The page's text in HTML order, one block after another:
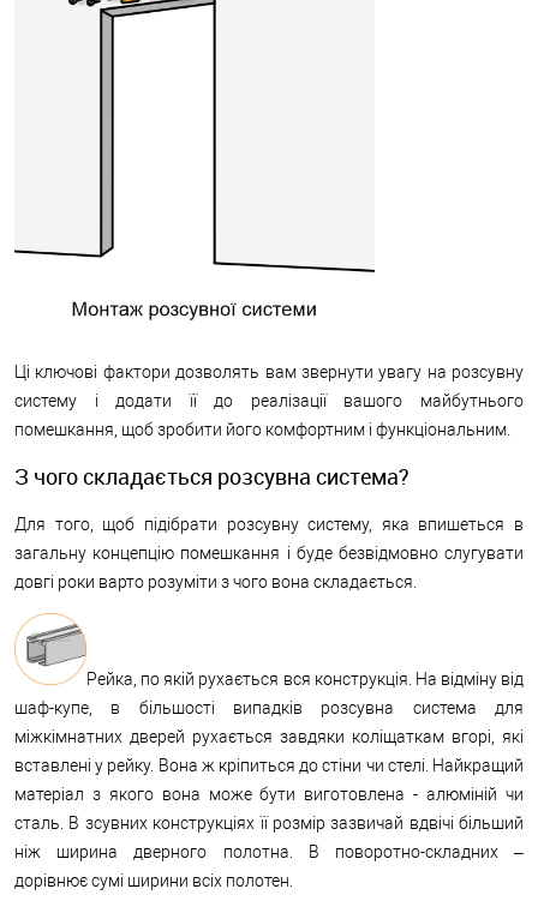
Ці ключові фактори дозволять вам звернути увагу на розсувну
систему і додати її до реалізації вашого майбутнього
помешкання, щоб зробити його комфортним і функціональним.
З чого складається розсувна система?
Для того, щоб підібрати розсувну систему, яка впишеться в
загальну концепцію помешкання і буде безвідмовно слугувати
довгі роки варто розуміти з чого вона складається.
Рейка, по якій рухається вся конструкція. На відміну від
шаф-купе, в більшості випадків розсувна система для
міжкімнатних дверей рухається завдяки коліщаткам вгорі, які
вставлені у рейку. Вона ж кріпиться до стіни чи стелі. Найкращий
матеріал з якого вона може бути виготовлена - алюміній чи
сталь. В зсувних конструкціях її розмір зазвичай вдвічі більший
ніж ширина дверного полотна. В поворотно-складних –
дорівнює сумі ширини всіх полотен.